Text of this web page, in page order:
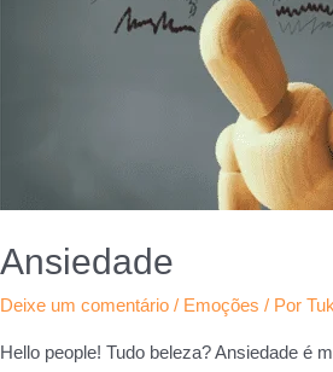
Ansiedade
Deixe um comentário / Emoções / Por
Hello people! Tudo beleza? Ansiedade é